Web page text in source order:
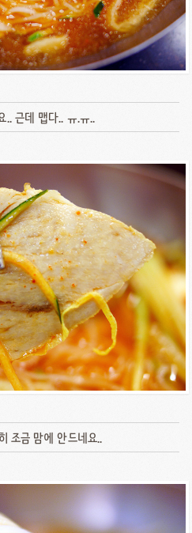
.. 근데 맵다.. ㅠ.ㅠ..
조금 맘에 안드네요..